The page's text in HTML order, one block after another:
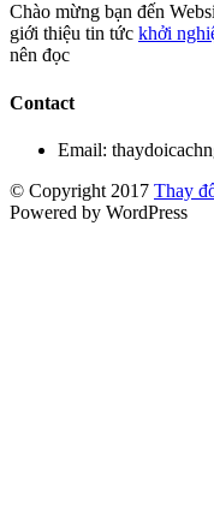
Chào mừng bạn đến
giới thiệu tin tức khởi
nên đọc
Contact
Email:
© Copyright 2017 Thay
Powered by WordPress